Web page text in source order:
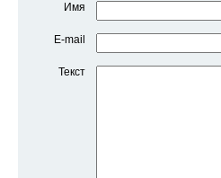
Имя
E-mail
Текст